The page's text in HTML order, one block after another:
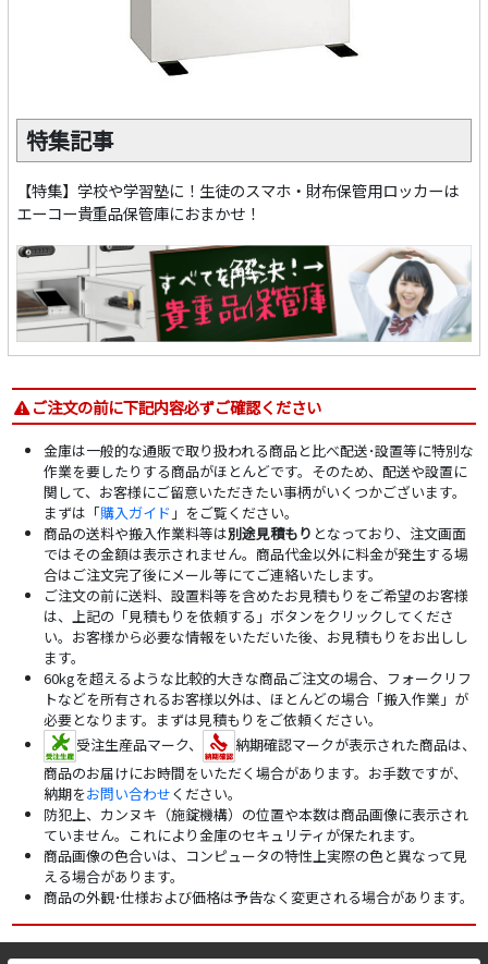
特集記事
【特集】学校や学習塾に！生徒のスマホ・財布保管用ロッカーは
エーコー貴重品保管庫におまかせ！
ご注文の前に下記内容必ずご確認ください
金庫は一般的な通販で取り扱われる商品と比べ配送･設置等に特別な
作業を要したりする商品がほとんどです。そのため、配送や設置に
関して、お客様にご留意いただきたい事柄がいくつかございます。
まずは「購入ガイド 」をご覧ください。
商品の送料や搬入作業料等は別途見積もり となっており、注文画面
ではその金額は表示されません。商品代金以外に料金が発生する場
合はご注文完了後にメール等にてご連絡いたします。
ご注文の前に送料、設置料等を含めたお見積もりをご希望のお客様
は、上記の「見積もりを依頼する」ボタンをクリックしてくださ
い。お客様から必要な情報をいただいた後、お見積もりをお出しし
ます。
60kgを超えるような比較的大きな商品ご注文の場合、フォークリフ
トなどを所有されるお客様以外は、ほとんどの場合「搬入作業」が
必要となります。まずは見積もりをご依頼ください。
受注生産品マーク、
納期確認マークが表示された商品は、
商品のお届けにお時間をいただく場合があります。お手数ですが、
納期をお問い合わせください。
防犯上、カンヌキ（施錠機構）の位置や本数は商品画像に表示され
ていません。これにより金庫のセキュリティが保たれます。
商品画像の色合いは、コンピュータの特性上実際の色と異なって見
える場合があります。
商品の外観･仕様および価格は予告なく変更される場合があります。